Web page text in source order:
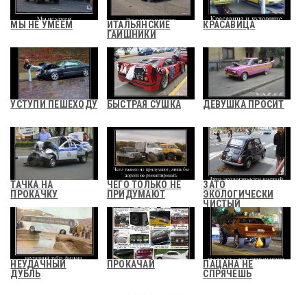
МЫ НЕ УМЕЕМ
ИТАЛЬЯНСКИЕ
ГАИШНИКИ
КРАСАВИЦА
УСТУПИ ПЕШЕХОДУ БЫСТРАЯ СУШКА ДЕВУШКА ПРОСИТ
ТАЧКА НА
ПРОКАЧКУ
ЧЕГО ТОЛЬКО НЕ
ПРИДУМАЮТ
ЗАТО
ЭКОЛОГИЧЕСКИ
ЧИСТЫЙ
НЕУДАЧНЫЙ
ДУБЛЬ
ПРОКАЧАЙ
ПАЦАНА НЕ
СПРЯЧЕШЬ